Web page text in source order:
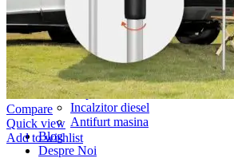
Accesorii auto masina
Accesorii Dacia Duster 3
Accesorii Duster 2
Accesorii Dacia Jogger
Parfum masina
Copertine auto
Incalzitor diesel
Antifurt masina
Blog
Despre Noi
Compare
Quick view
Add to wishlist